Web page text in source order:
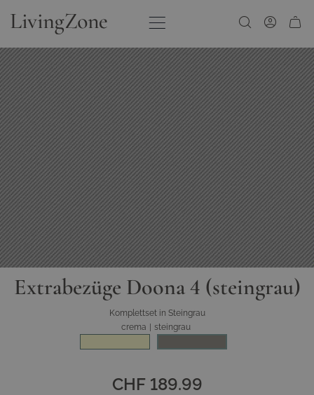
Extrabezüge Doona 4 (steingrau)
Komplettset in Steingrau
crema | steingrau
CHF 189.99